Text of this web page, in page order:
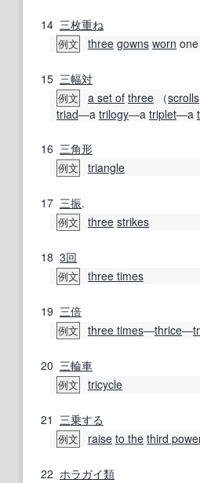
14 三枚重ね
例文 three gowns worn
15 三幅対
例文 a set of three （scrolls
triad―a trilogy―a triplet―a
16 三角形
例文 triangle
17 三振.
例文 three strikes
18 3回
例文 three times
19 三倍
例文 three times―thrice―
20 三輪車
例文 tricycle
21 三乗する
例文 raise to the third
22 ホラガイ類